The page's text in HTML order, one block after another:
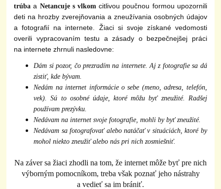
trúba a Netancuje s vlkom citlivou poučnou formou upozornili
deti na hrozby zverejňovania a zneužívania osobných údajov
a fotografií na internete. Žiaci si svoje získané vedomosti
overili vypracovaním testu a zásady o bezpečnejšej práci
na internete zhrnuli nasledovne:
Dám si pozor, čo prezradím na internete. Aj z fotografie sa dá
zistiť, kde bývam.
Nedám na internet informácie o sebe (meno, adresa, telefón,
vek). Sú to osobné údaje, ktoré môžu byť zneužité. Radšej
používam prezývku.
Nedávam na internet svoje fotografie, mohli by byť zneužité.
Nedávam sa fotografovať alebo natáčať v situáciách, ktoré by
mohol niekto zneužiť alebo nás pri nich zosmiešniť.
Na záver sa žiaci zhodli na tom, že internet môže byť pre nich
výborným pomocníkom, treba však poznať jeho nástrahy
a vedieť sa im brániť.